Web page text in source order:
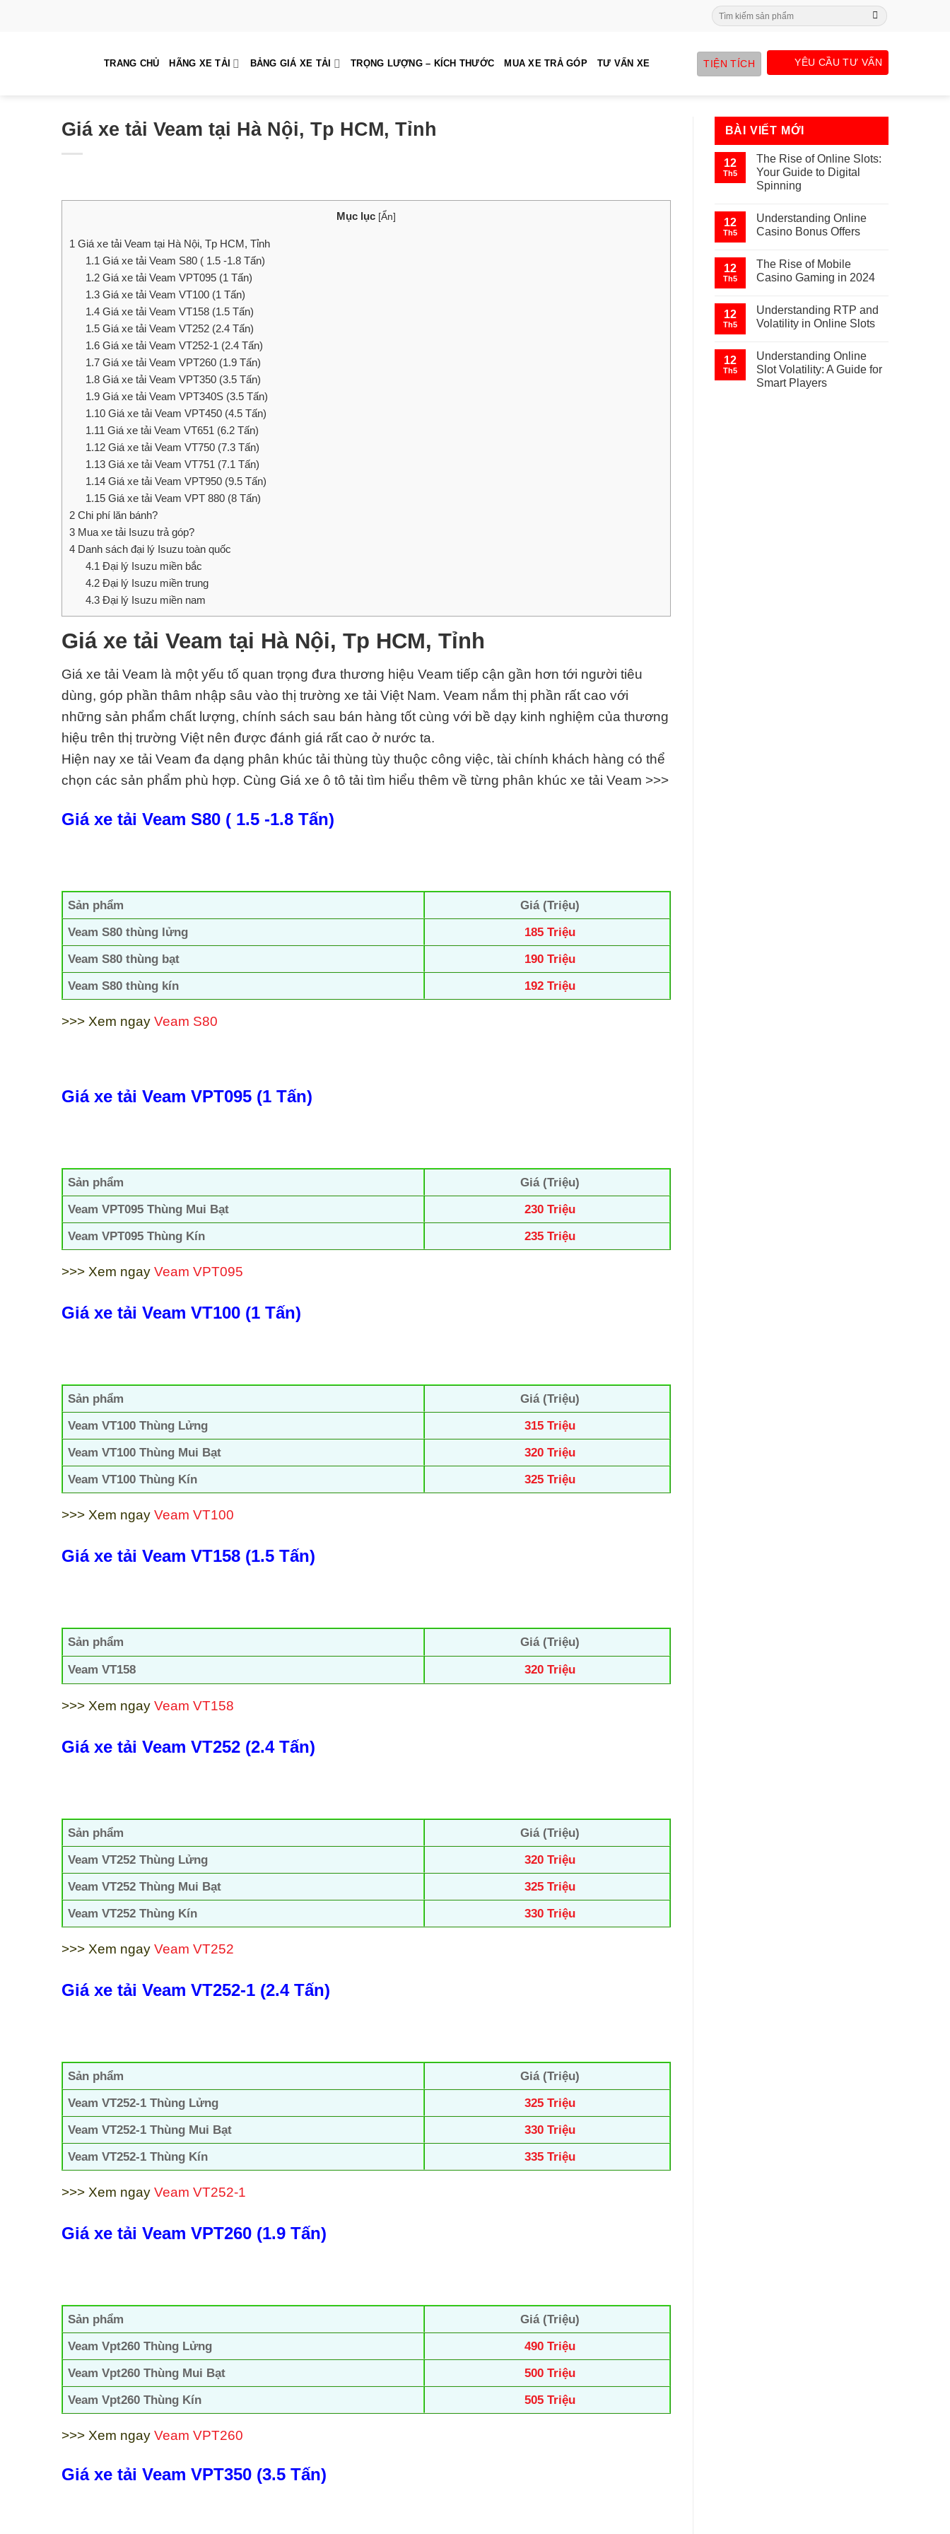
Search
for:
TRANG CHỦ HÃNG XE TẢI BẢNG GIÁ XE TẢI TRỌNG LƯỢNG – KÍCH THƯỚC MUA XE TRẢ GÓP TƯ VẤN XE TIỆN TÍCH YÊU CẦU TƯ VẤN
Giá xe tải Veam tại Hà Nội, Tp HCM, Tỉnh
Mục lục [Ẩn]
1 Giá xe tải Veam tại Hà Nội, Tp HCM, Tỉnh
1.1 Giá xe tải Veam S80 ( 1.5 -1.8 Tấn)
1.2Giá xe tải Veam VPT095 (1 Tấn)
1.3Giá xe tải Veam VT100 (1 Tấn)
1.4Giá xe tải Veam VT158 (1.5 Tấn)
1.5Giá xe tải Veam VT252 (2.4 Tấn)
1.6Giá xe tải Veam VT252-1 (2.4 Tấn)
1.7Giá xe tải Veam VPT260 (1.9 Tấn)
1.8Giá xe tải Veam VPT350 (3.5 Tấn)
1.9Giá xe tải Veam VPT340S (3.5 Tấn)
1.10Giá xe tải Veam VPT450 (4.5 Tấn)
1.11 Giá xe tải Veam VT651 (6.2 Tấn)
1.12Giá xe tải Veam VT750 (7.3 Tấn)
1.13Giá xe tải Veam VT751 (7.1 Tấn)
1.14Giá xe tải Veam VPT950 (9.5 Tấn)
1.15Giá xe tải Veam VPT 880 (8 Tấn)
2 Chi phí lăn bánh?
3 Mua xe tải Isuzu trả góp?
4 Danh sách đại lý Isuzu toàn quốc
4.1 Đại lý Isuzu miền bắc
4.2Đại lý Isuzu miền trung
4.3Đại lý Isuzu miền nam
Giá xe tải Veam tại Hà Nội, Tp HCM, Tỉnh
Giá xe tải Veam là một yếu tố quan trọng đưa thương hiệu Veam tiếp cận gần hơn tới người tiêu
dùng, góp phần thâm nhập sâu vào thị trường xe tải Việt Nam. Veam nắm thị phần rất cao với
những sản phẩm chất lượng, chính sách sau bán hàng tốt cùng với bề dạy kinh nghiệm của thương
hiệu trên thị trường Việt nên được đánh giá rất cao ở nước ta.
Hiện nay xe tải Veam đa dạng phân khúc tải thùng tùy thuộc công việc, tài chính khách hàng có thể
chọn các sản phẩm phù hợp. Cùng Giá xe ô tô tải tìm hiểu thêm về từng phân khúc xe tải Veam >>>
Giá xe tải Veam S80 ( 1.5 -1.8 Tấn)
Sản phẩm
Giá (Triệu)
Veam S80 thùng lửng
185 Triệu
Veam S80 thùng bạt
190 Triệu
Veam S80 thùng kín
192 Triệu
>>> Xem ngay Veam S80
Giá xe tải Veam VPT095 (1 Tấn)
Sản phẩm
Giá (Triệu)
Veam VPT095 Thùng Mui Bạt
230 Triệu
Veam VPT095 Thùng Kín
235 Triệu
>>> Xem ngay Veam VPT095
Giá xe tải Veam VT100 (1 Tấn)
Sản phẩm
Giá (Triệu)
Veam VT100 Thùng Lửng
315 Triệu
Veam VT100 Thùng Mui Bạt
320 Triệu
Veam VT100 Thùng Kín
325 Triệu
>>> Xem ngay Veam VT100
Giá xe tải Veam VT158 (1.5 Tấn)
Sản phẩm
Giá (Triệu)
Veam VT158
320 Triệu
>>> Xem ngay Veam VT158
Giá xe tải Veam VT252 (2.4 Tấn)
Sản phẩm
Giá (Triệu)
Veam VT252 Thùng Lửng
320 Triệu
Veam VT252 Thùng Mui Bạt
325 Triệu
Veam VT252 Thùng Kín
330 Triệu
>>> Xem ngay Veam VT252
Giá xe tải Veam VT252-1 (2.4 Tấn)
Sản phẩm
Giá (Triệu)
Veam VT252-1 Thùng Lửng
325 Triệu
Veam VT252-1 Thùng Mui Bạt
330 Triệu
Veam VT252-1 Thùng Kín
335 Triệu
>>> Xem ngay Veam VT252-1
Giá xe tải Veam VPT260 (1.9 Tấn)
Sản phẩm
Giá (Triệu)
Veam Vpt260 Thùng Lửng
490 Triệu
Veam Vpt260 Thùng Mui Bạt
500 Triệu
Veam Vpt260 Thùng Kín
505 Triệu
>>> Xem ngay Veam VPT260
Giá xe tải Veam VPT350 (3.5 Tấn)
BÀI VIẾT MỚI
12
Th5
The Rise of Online Slots:
Your Guide to Digital
Spinning
12
Th5
Understanding Online
Casino Bonus Offers
12
Th5
The Rise of Mobile
Casino Gaming in 2024
12
Th5
Understanding RTP and
Volatility in Online Slots
12
Th5
Understanding Online
Slot Volatility: A Guide for
Smart Players